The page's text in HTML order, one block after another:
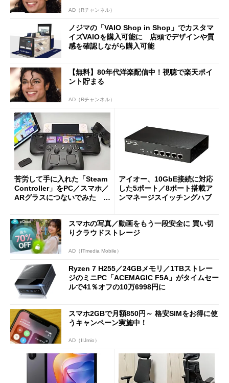
AD（Rチャンネル）
ノジマの「VAIO Shop in Shop」でカスタマ
イズVAIOを購入可能に 店頭でデザインや質
感を確認しながら購入可能
【無料】80年代洋楽配信中！視聴で楽天ポイ
ント貯まる
AD（Rチャンネル）
苦労して手に入れた「Steam
Controller」をPC／スマホ／
ARグラスにつないでみた ゲ
アイオー、10GbE接続に対応
した5ポート／8ポート搭載ア
ンマネージスイッチングハブ
スマホの写真／動画をもう一段安全に 買い切
りクラウドストレージ
AD（ITmedia Mobile）
Ryzen 7 H255／24GBメモリ／1TBストレー
ジのミニPC「ACEMAGIC F5A」がタイムセー
ルで41％オフの10万6998円に
スマホ2GBで月額850円～ 格安SIMをお得に使
うキャンペーン実施中！
AD（IIJmio）